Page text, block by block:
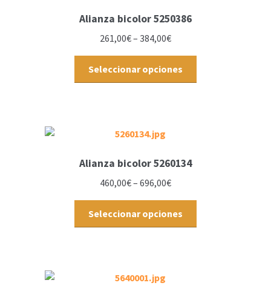
Alianza bicolor 5250386
261,00€– 384,00€
Seleccionar opciones
Alianza bicolor 5260134
460,00€– 696,00€
Seleccionar opciones